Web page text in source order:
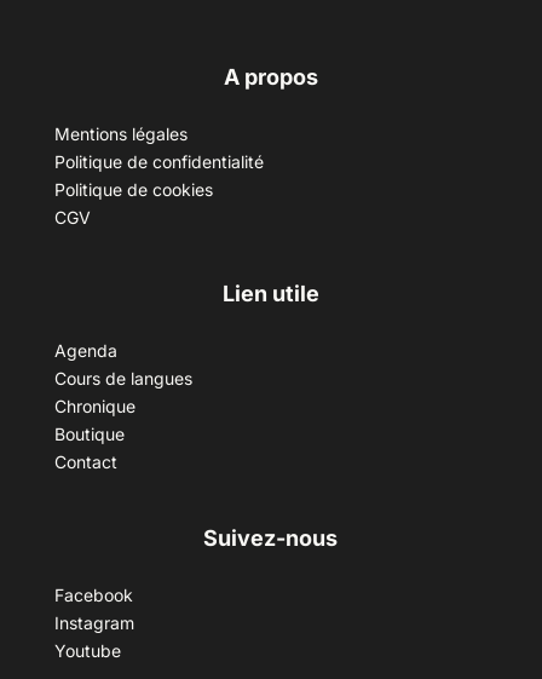
A propos
Mentions légales
Politique de confidentialité
Politique de cookies
CGV
Lien utile
Agenda
Cours de langues
Chronique
Boutique
Contact
Suivez-nous
Facebook
Instagram
Youtube